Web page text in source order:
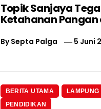
Topik Sanjaya
Ketahanan
BySepta Palga 5 Juni
BERITA UTAMA LAMPUNG
PENDIDIKAN